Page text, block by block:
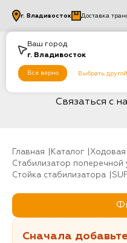
Ваш город
г. Владивосток
Все верно Выбрать другой
г. Владивосток Доставка
Связаться с
Главная Каталог
Стабилизатор поперечной
Стойка стабилизатора
Сначала